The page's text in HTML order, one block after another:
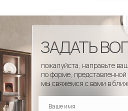
пожалуйста, направьте
по форме, представленной
мы свяжемся с вами в
ЗАДАТЬ